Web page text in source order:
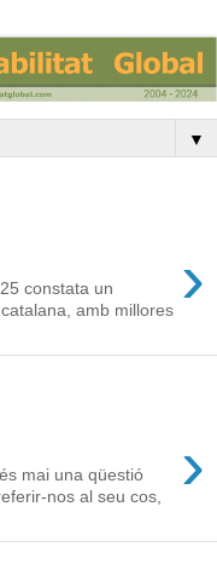
▼
›
constata un
amb millores
›
mai una qüestió
nos al seu cos,